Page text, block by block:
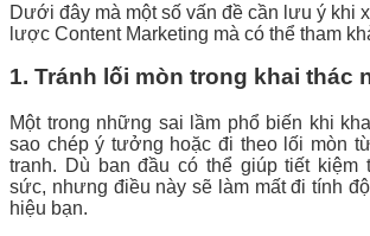
Dưới đây mà một số vấn đề cần lưu ý khi
lược Content Marketing mà có thể tham
1. Tránh lối mòn trong khai thác
Một trong những sai lầm phổ biến khi
sao chép ý tưởng hoặc đi theo lối mòn
tranh. Dù ban đầu có thể giúp tiết kiệm
sức, nhưng điều này sẽ làm mất đi tính
hiệu bạn.